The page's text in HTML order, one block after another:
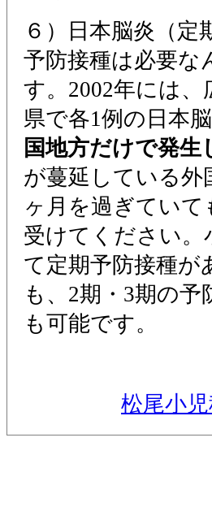
６）日本脳炎（定
予防接種は必要な
す。2002年には
県で各1例の日本
国地方だけで発生
が蔓延している外
ヶ月を過ぎてい
受けてください。
て定期予防接種が
も、2期・3期の
も可能です。
松尾小